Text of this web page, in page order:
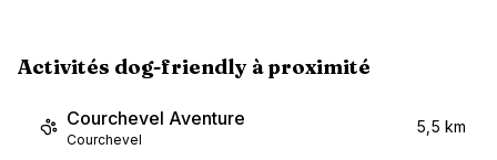
Activités dog-friendly à proximité
Courchevel Aventure
Courchevel
5,5 km